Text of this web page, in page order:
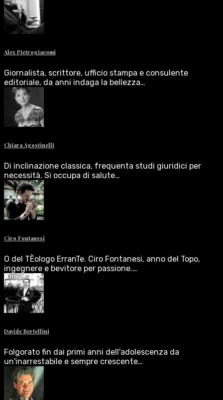
Alex Pietrogiacomi
Giornalista, scrittore, ufficio stampa e consulente
editoriale, da anni indaga la bellezza…
Chiara Agostinelli
Di inclinazione classica, frequenta studi giuridici per
necessità. Si occupa di salute…
Ciro Fontanesi
O del TÈologo ErranTe. Ciro Fontanesi, anno del Topo,
ingegnere e bevitore per passione.…
Davide Bertellini
Folgorato fin dai primi anni dell'adolescenza da
un'inarrestabile e sempre crescente…